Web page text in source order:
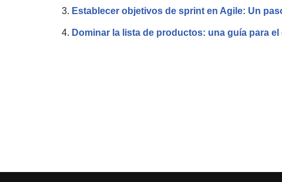
Establecer objetivos de sprint en Agile: Un
Dominar la lista de productos: una guía para el